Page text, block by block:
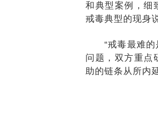
和典型案例，细
戒毒典型的现身
“戒毒最难的是
问题，双方重点
助的链条从所内